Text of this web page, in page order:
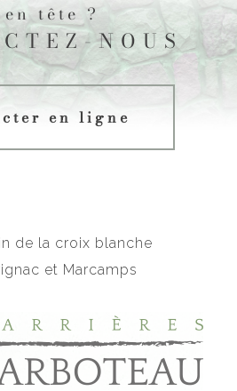
tête ?
NOUS
en ligne
de la croix blanche
et Marcamps